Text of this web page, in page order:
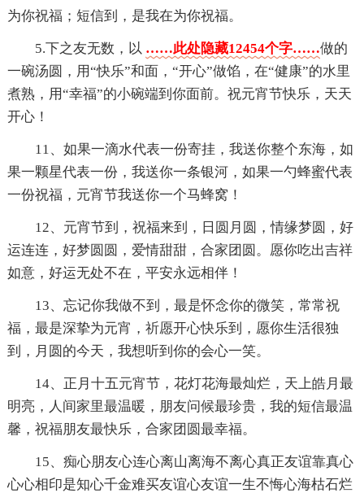
为你祝福；短信到，是我在为你祝福。
5.下之友无数，以 ……此处隐藏12454个字……做的
一碗汤圆，用“快乐”和面，“开心”做馅，在“健康”的水里
煮熟，用“幸福”的小碗端到你面前。祝元宵节快乐，天天
开心！
11、如果一滴水代表一份寄挂，我送你整个东海，如
果一颗星代表一份，我送你一条银河，如果一勺蜂蜜代表
一份祝福，元宵节我送你一个马蜂窝！
12、元宵节到，祝福来到，日圆月圆，情缘梦圆，好
运连连，好梦圆圆，爱情甜甜，合家团圆。愿你吃出吉祥
如意，好运无处不在，平安永远相伴！
13、忘记你我做不到，最是怀念你的微笑，常常祝
福，最是深挚为元宵，祈愿开心快乐到，愿你生活很独
到，月圆的今天，我想听到你的会心一笑。
14、正月十五元宵节，花灯花海最灿烂，天上皓月最
明亮，人间家里最温暖，朋友问候最珍贵，我的短信最温
馨，祝福朋友最快乐，合家团圆最幸福。
15、痴心朋友心连心离山离海不离心真正友谊靠真心
心心相印是知心千金难买友谊心友谊一生不悔心海枯石烂